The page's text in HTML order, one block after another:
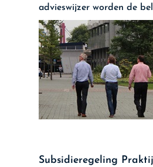
advieswijzer worden de
Subsidieregeling